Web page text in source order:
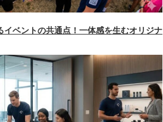
イベントの共通点！一体感を生むオリジ